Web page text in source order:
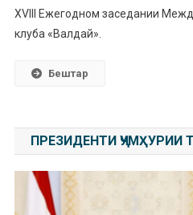
XVIII Ежегодном заседании
клуба «Валдай».
Бештар
ПРЕЗИДЕНТИ ҶУМҲУРИИ